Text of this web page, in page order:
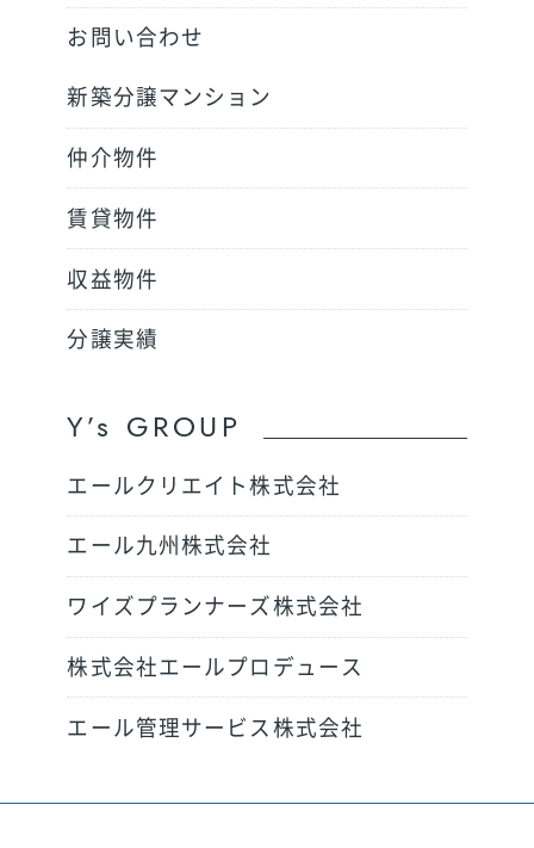
お問い合わせ
新築分譲マンション
仲介物件
賃貸物件
収益物件
分譲実績
Y’s GROUP
エールクリエイト株式会社
エール九州株式会社
ワイズプランナーズ株式会社
株式会社エールプロデュース
エール管理サービス株式会社